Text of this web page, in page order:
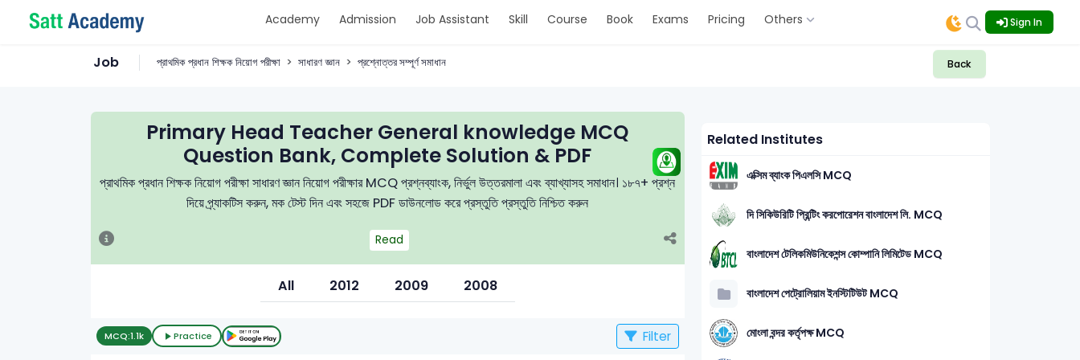
Academy Admission Job Assistant Skill Course Book Exams Pricing Others Sign In
Job প্রাথমিক প্রধান শিক্ষক নিয়োগ পরীক্ষা সাধারণ জ্ঞান প্রশ্নোত্তর সম্পূর্ণ সমাধান Back
Primary Head Teacher General knowledge MCQ
Question Bank, Complete Solution & PDF
প্রাথমিক প্রধান শিক্ষক নিয়োগ পরীক্ষা সাধারণ জ্ঞান নিয়োগ পরীক্ষার MCQ প্রশ্নব্যাংক, নির্ভুল উত্তরমালা এবং ব্যাখ্যাসহ সমাধান। ১৮৭+ প্রশ্ন
দিয়ে প্র্যাকটিস করুন, মক টেস্ট দিন এবং সহজে PDF ডাউনলোড করে প্রস্তুতি প্রস্তুতি নিশ্চিত করুন
Read
All 2012 2009 2008
MCQ:1.1k Practice Filter
Related Institutes
এক্সিম ব্যাংক পিএলসি MCQ
দি সিকিউরিটি প্রিন্টিং করপোরেশন বাংলাদেশ লি. MCQ
বাংলাদেশ টেলিকমিউনিকেশন্স কোম্পানি লিমিটেড MCQ
বাংলাদেশ পেট্রোলিয়াম ইনস্টিটিউট MCQ
মোংলা বন্দর কর্তৃপক্ষ MCQ